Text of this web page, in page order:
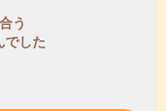
う
でした